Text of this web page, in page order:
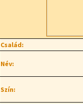
Család:
Név:
Szín: